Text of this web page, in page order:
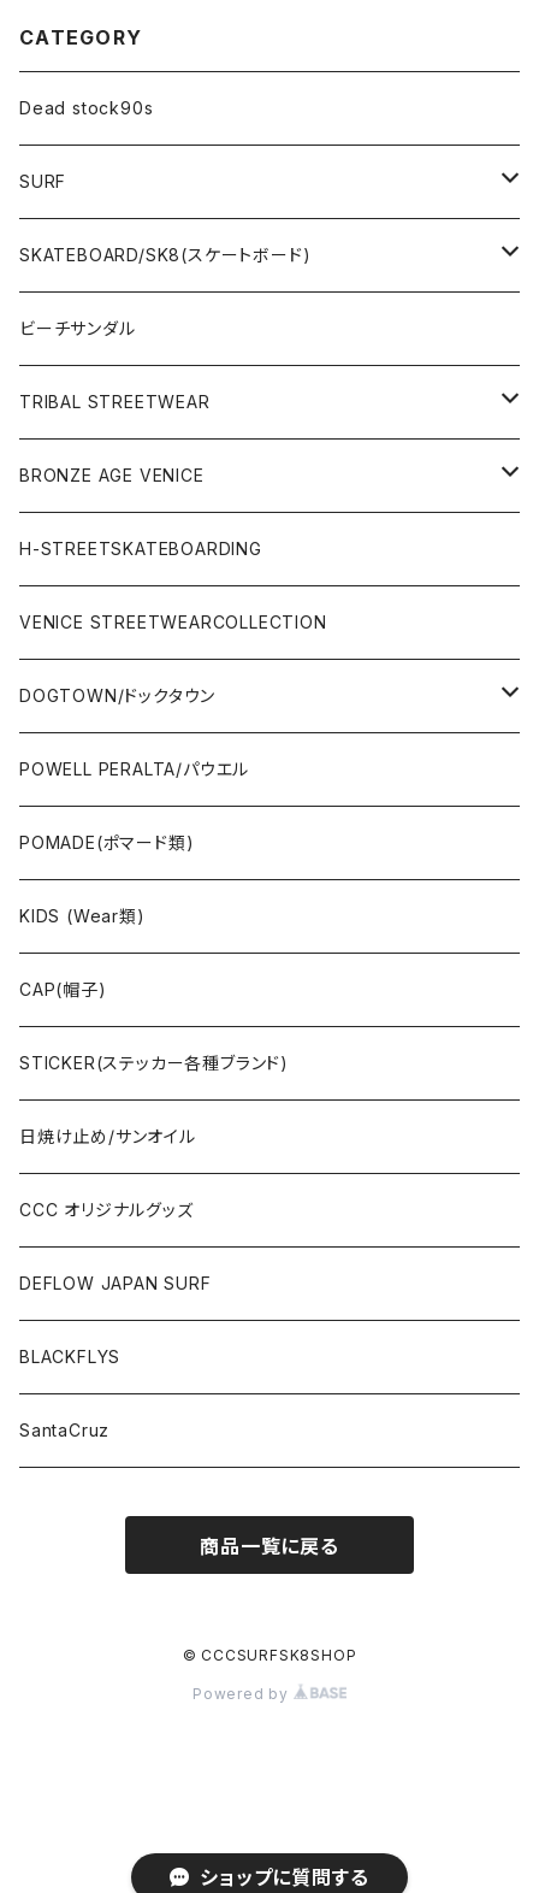
ショップに質問する
CATEGORY
Dead stock90s
SURF
WetSuits(ウェットスーツ )
Surf Board(サーフボード )
OTHERS(サーフ小物)
WEAR(サーフブランド衣類)
Rhythm(サーフアパレル)
Ripcurl(サーフブランド)
SKATEBOARD/SK8(スケートボード)
CLOTHING(アパレル)
DECK(デッキ)
COMPLETE（完成品）
STREET
SURFSKATE
TRUCK(トラック)
WHEEL(ウィール)
OTHERS(スケボー小物/ステッカー類)
JAYADAMS/ジェイアダムス
ビーチサンダル
TRIBAL STREETWEAR
小物類
SALE
BRONZE AGE VENICE
made in JAPAN
made in USA
H-STREETSKATEBOARDING
VENICE STREETWEARCOLLECTION
DOGTOWN/ドックタウン
WEAR(衣類)
Deck(スケートデッキ)
CAP/HAT(キャップ類)
OTHERS(ドックタウン小物)
POWELL PERALTA/パウエル
POMADE(ポマード類)
KIDS (Wear類)
CAP(帽子)
STICKER(ステッカー各種ブランド)
日焼け止め/サンオイル
CCC オリジナルグッズ
DEFLOW JAPAN SURF
BLACKFLYS
SantaCruz
商品一覧に戻る
© CCCSURFSK8SHOP
Powered by